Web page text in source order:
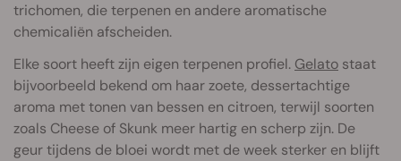
trichomen, die terpenen en andere aromatische
chemicaliën afscheiden.
Elke soort heeft zijn eigen terpenen profiel. Gelato staat
bijvoorbeeld bekend om haar zoete, dessertachtige
aroma met tonen van bessen en citroen, terwijl soorten
zoals Cheese of Skunk meer hartig en scherp zijn. De
geur tijdens de bloei wordt met de week sterker en blijft